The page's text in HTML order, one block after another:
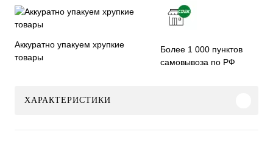
Аккуратно упакуем хрупкие
товары
Более 1 000 пунктов
самовывоза по РФ
ХАРАКТЕРИСТИКИ